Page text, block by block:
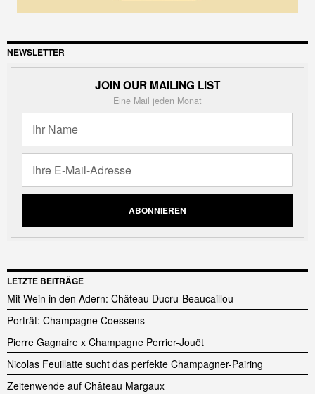
NEWSLETTER
JOIN OUR MAILING LIST
Eine Mail jeden Monat
LETZTE BEITRÄGE
Mit Wein in den Adern: Château Ducru-Beaucaillou
Porträt: Champagne Coessens
Pierre Gagnaire x Champagne Perrier-Jouët
Nicolas Feuillatte sucht das perfekte Champagner-Pairing
Zeitenwende auf Château Margaux